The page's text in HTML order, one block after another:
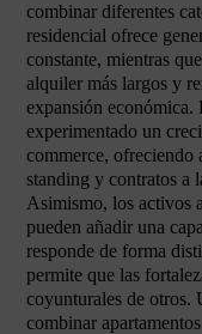
combinar diferentes
residencial ofrece
constante, mientras
alquiler más largos y
expansión
experimentado un
commerce, ofreciendo
standing y contratos a
Asimismo, los activos
pueden añadir una
responde de forma
permite que las
coyunturales de
combinar